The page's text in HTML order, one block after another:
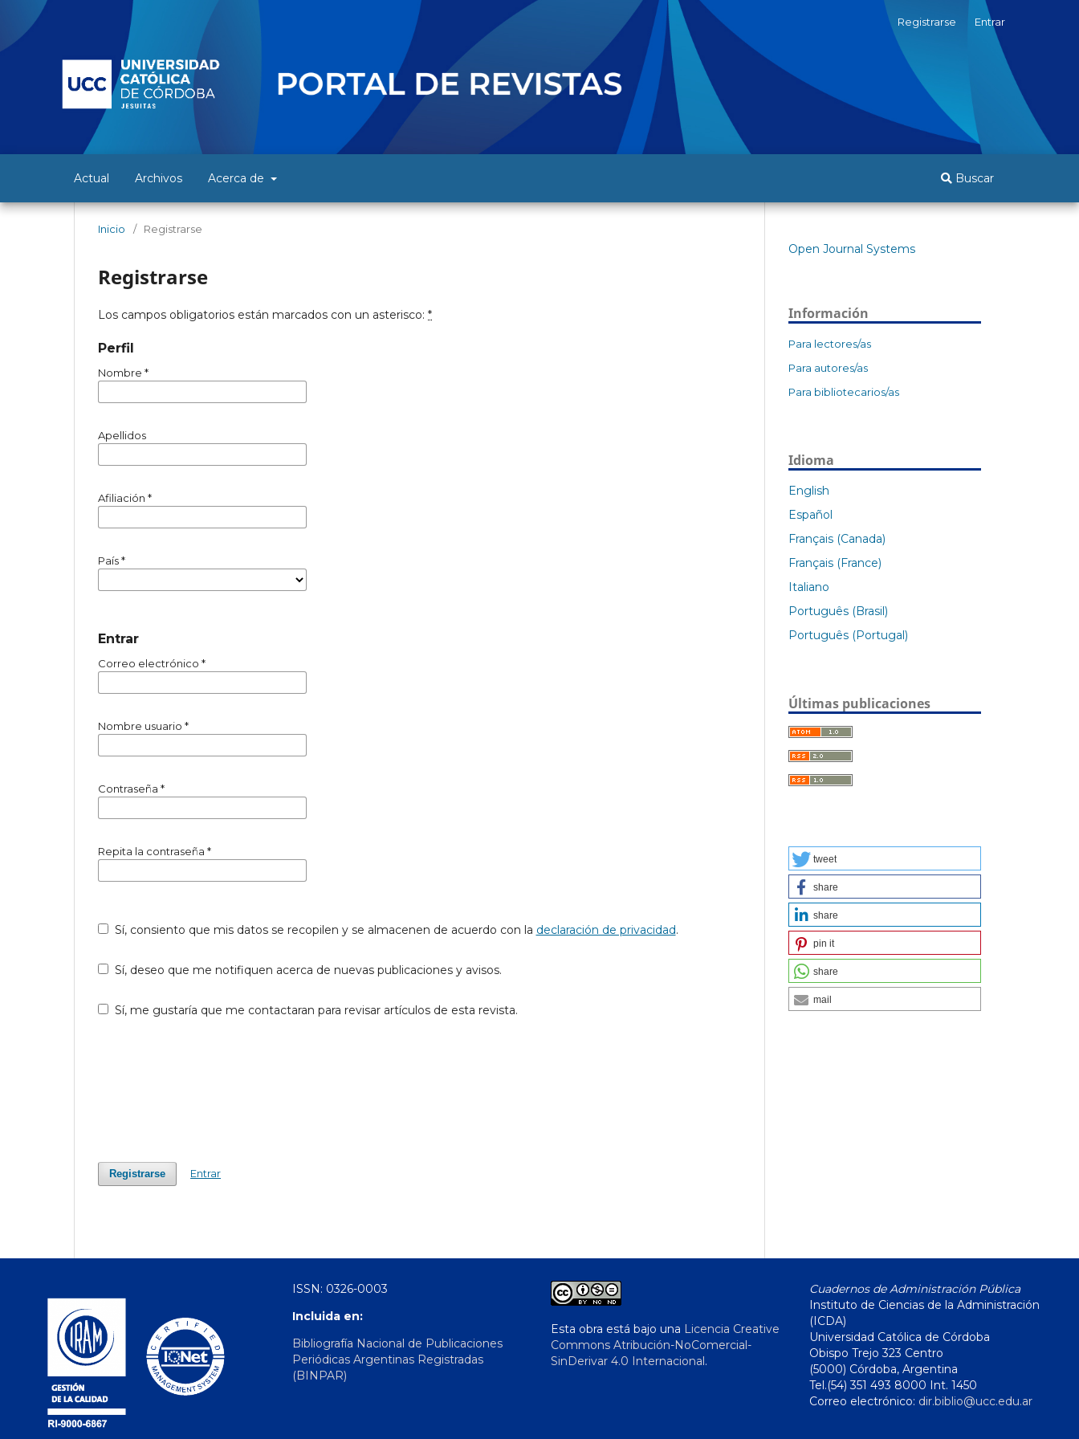
Actual Archivos Acerca de Buscar
Registrarse Entrar
Inicio / Registrarse
Registrarse
Los campos obligatorios están marcados con un asterisco: *
Perfil
Nombre *
Apellidos
Afiliación *
País*
Entrar
Correo electrónico *
Nombre usuario *
Contraseña *
Repita la contraseña *
Sí, consiento que mis datos se recopilen y se almacenen de acuerdo con la declaración de privacidad.
Sí, deseo que me notifiquen acerca de nuevas publicaciones y avisos.
Sí, me gustaría que me contactaran para revisar artículos de esta revista.
Registrarse Entrar
Open Journal Systems
Información
Para lectores/as
Para autores/as
Para bibliotecarios/as
Idioma
English
Español
Français (Canada)
Français (France)
Italiano
Português (Brasil)
Português (Portugal)
Últimas publicaciones
tweet
share
share
pin it
share
mail
ISSN: 0326-0003
Incluida en:
Bibliografía Nacional de Publicaciones
Periódicas Argentinas Registradas
(BINPAR)
Esta obra está bajo una Licencia Creative
Commons Atribución-NoComercial-
SinDerivar 4.0 Internacional.
Cuadernos de Administración Pública
Instituto de Ciencias de la Administración
(ICDA)
Universidad Católica de Córdoba
Obispo Trejo 323 Centro
(5000) Córdoba, Argentina
Tel.(54) 351 493 8000 Int. 1450
Correo electrónico: dir.biblio@ucc.edu.ar